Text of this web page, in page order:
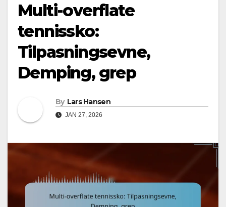
Multi-overflate
tennissko:
Tilpasningsevne,
Demping, grep
By Lars Hansen
JAN 27, 2026